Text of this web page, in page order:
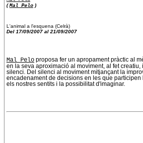
(Mal Pelo )
L'animal a l'esquena (Celrà)
Del 17/09/2007 al 21/09/2007
Mal Pelo proposa fer un apropament pràctic al
en la seva aproximació al moviment, al fet
silenci. Del silenci al moviment mitjançant la
encadenament de decisions en les que participen
els nostres sentits i la possibilitat d'imaginar.